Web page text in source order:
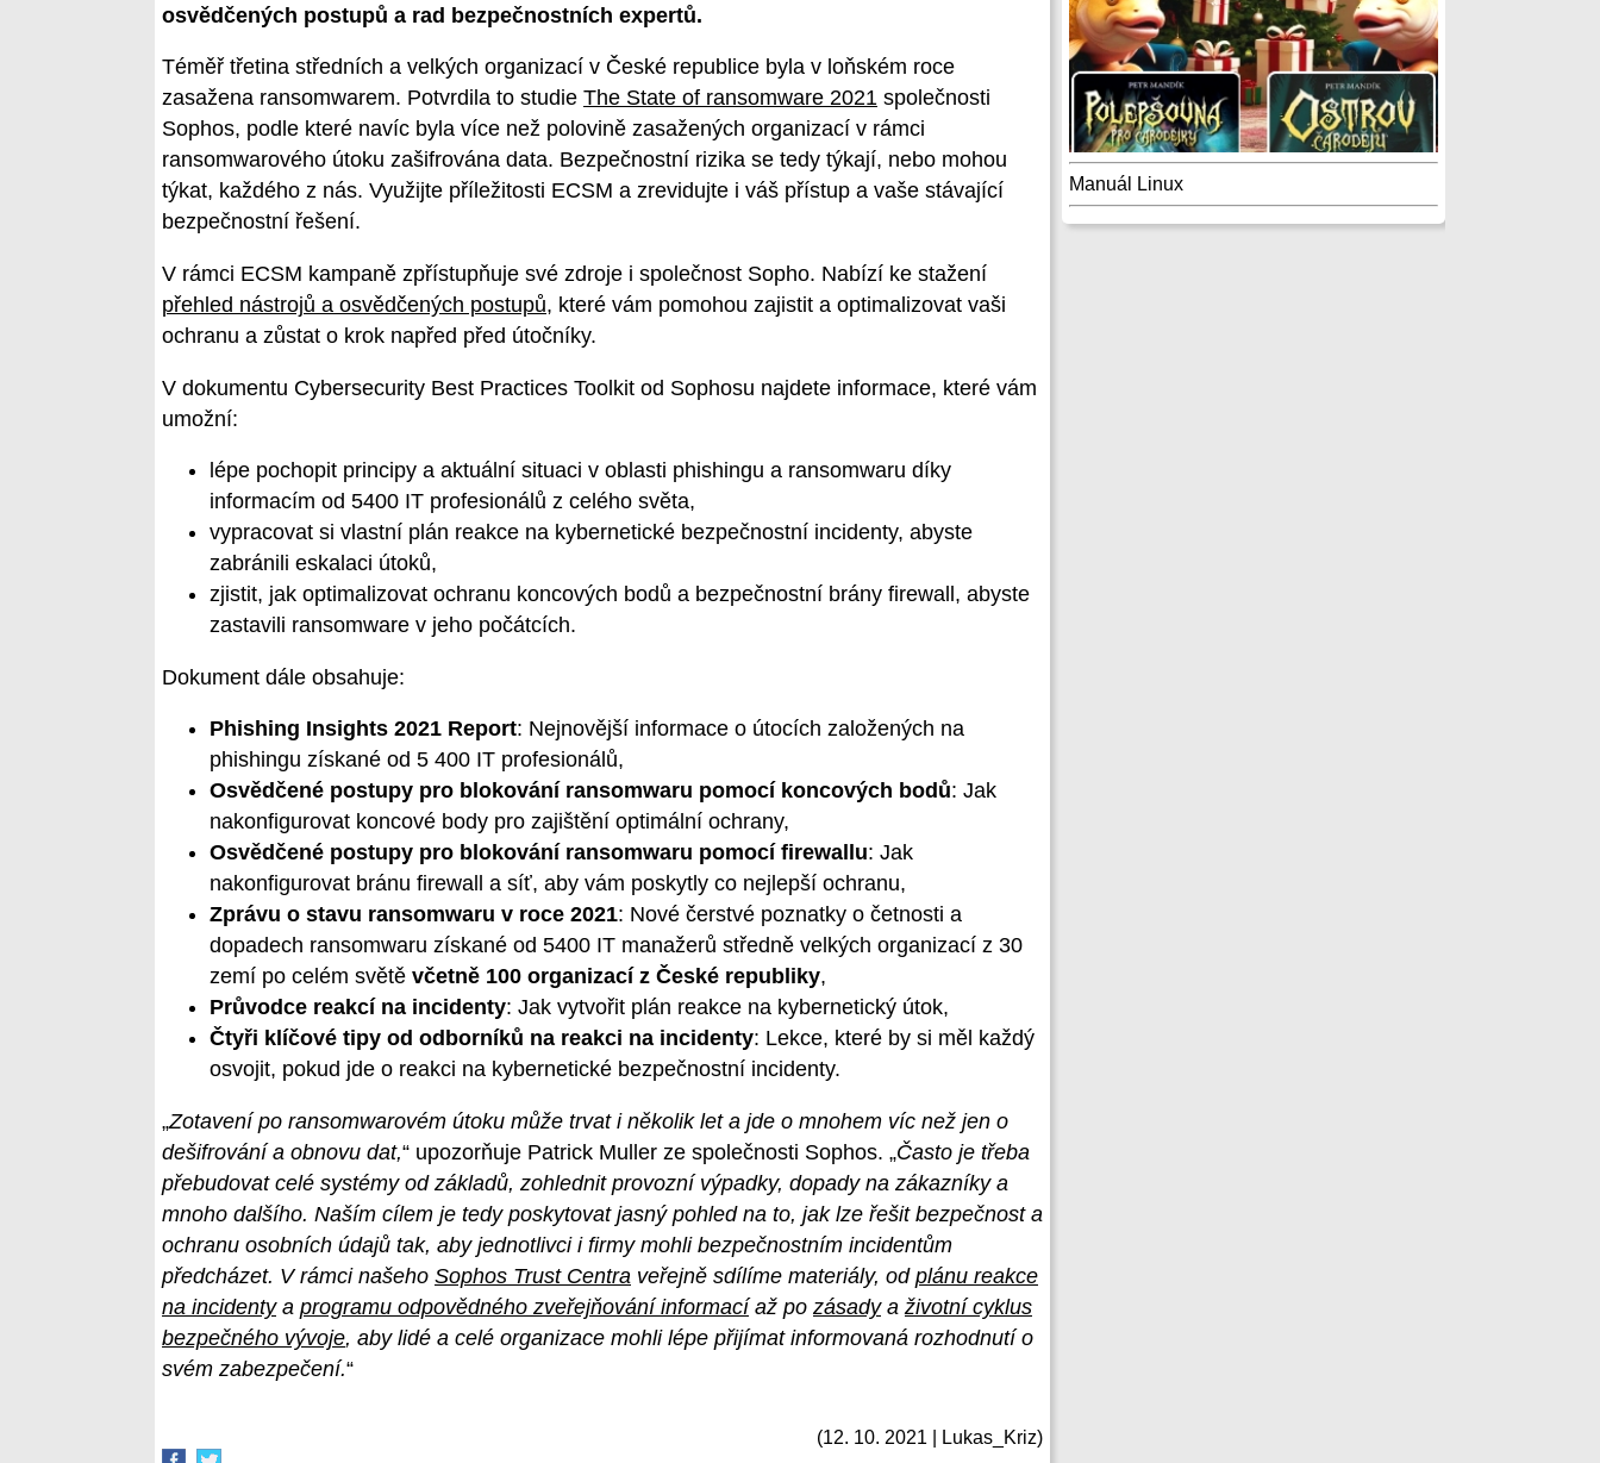
Manuál Linux
osvědčených postupů a rad bezpečnostních expertů.
Téměř třetina středních a velkých organizací v České republice byla v loňském roce
zasažena ransomwarem. Potvrdila to studie The State of ransomware 2021 společnosti
Sophos, podle které navíc byla více než polovině zasažených organizací v rámci
ransomwarového útoku zašifrována data. Bezpečnostní rizika se tedy týkají, nebo mohou
týkat, každého z nás. Využijte příležitosti ECSM a zrevidujte i váš přístup a vaše stávající
bezpečnostní řešení.
V rámci ECSM kampaně zpřístupňuje své zdroje i společnost Sopho. Nabízí ke stažení
přehled nástrojů a osvědčených postupů, které vám pomohou zajistit a optimalizovat vaši
ochranu a zůstat o krok napřed před útočníky.
V dokumentu Cybersecurity Best Practices Toolkit od Sophosu najdete informace, které vám
umožní:
lépe pochopit principy a aktuální situaci v oblasti phishingu a ransomwaru díky
informacím od 5400 IT profesionálů z celého světa,
vypracovat si vlastní plán reakce na kybernetické bezpečnostní incidenty, abyste
zabránili eskalaci útoků,
zjistit, jak optimalizovat ochranu koncových bodů a bezpečnostní brány firewall, abyste
zastavili ransomware v jeho počátcích.
Dokument dále obsahuje:
Phishing Insights 2021 Report: Nejnovější informace o útocích založených na
phishingu získané od 5 400 IT profesionálů,
Osvědčené postupy pro blokování ransomwaru pomocí koncových bodů: Jak
nakonfigurovat koncové body pro zajištění optimální ochrany,
Osvědčené postupy pro blokování ransomwaru pomocí firewallu: Jak
nakonfigurovat bránu firewall a síť, aby vám poskytly co nejlepší ochranu,
Zprávu o stavu ransomwaru v roce 2021: Nové čerstvé poznatky o četnosti a
dopadech ransomwaru získané od 5400 IT manažerů středně velkých organizací z 30
zemí po celém světě včetně 100 organizací z České republiky,
Průvodce reakcí na incidenty: Jak vytvořit plán reakce na kybernetický útok,
Čtyři klíčové tipy od odborníků na reakci na incidenty: Lekce, které by si měl každý
osvojit, pokud jde o reakci na kybernetické bezpečnostní incidenty.
„Zotavení po ransomwarovém útoku může trvat i několik let a jde o mnohem víc než jen o
dešifrování a obnovu dat,“ upozorňuje Patrick Muller ze společnosti Sophos. „Často je třeba
přebudovat celé systémy od základů, zohlednit provozní výpadky, dopady na zákazníky a
mnoho dalšího. Naším cílem je tedy poskytovat jasný pohled na to, jak lze řešit bezpečnost a
ochranu osobních údajů tak, aby jednotlivci i firmy mohli bezpečnostním incidentům
předcházet. V rámci našeho Sophos Trust Centra veřejně sdílíme materiály, od plánu reakce
na incidentya programu odpovědného zveřejňování informacíaž po zásadyaživotní cyklus
bezpečného vývoje, aby lidé a celé organizace mohli lépe přijímat informovaná rozhodnutí o
svém zabezpečení.“
(12. 10. 2021 | Lukas_Kriz)